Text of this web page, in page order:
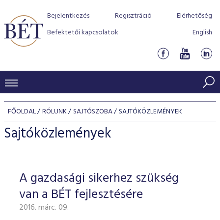
Bejelentkezés Regisztráció
Elérhetőség
Befektetői kapcsolatok
English
KERESKEDÉSI ADATOK
INDEXEK
Jelzáloglevél indexek
Vállalati kötvény indexek
Azonnali Piac
Részvények
Származékos piac
BEFEKTETŐK
Részvény szekció
Hitelpapír szekció
BÉT szabályzatok
Befektetővédelem
Alkalmazott díjstruktúra
Elszámolás
Részvény és vállalati kötvény tőzsdei bevezetését
program
BÉT Xtend - Részvénypiac egyszerűen
TŐZSDETAGOK
Tőzsdetagok, üzletkötők
VENDOROK
FŐOLDAL RÓLUNK SAJTÓSZOBA SAJTÓKÖZLEMÉNYEK
Sajtóközlemények
A gazdasági sikerhez szükség
van a BÉT fejlesztésére
2016. márc. 09.